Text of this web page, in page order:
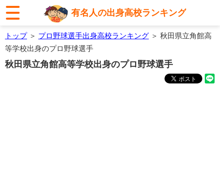
有名人の出身高校ランキング
トップ＞ プロ野球選手出身高校ランキング ＞ 秋田県立角館高
等学校出身のプロ野球選手
秋田県立角館高等学校出身のプロ野球選手